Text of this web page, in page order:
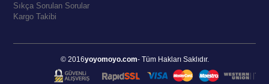
Sıkça Sorulan Sorular
Kargo Takibi
© 2016yoyomoyo.com- Tüm Hakları Saklıdır.